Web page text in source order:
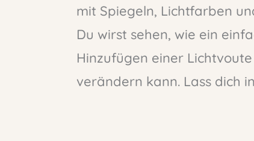
mit Spiegeln, Lichtfarben
Du wirst sehen, wie ein
Hinzufügen einer
verändern kann. Lass dich